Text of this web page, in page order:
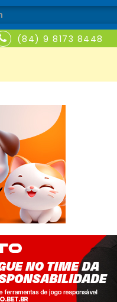
(84) 9 8173 8448